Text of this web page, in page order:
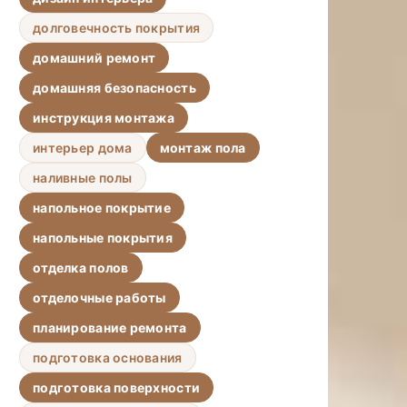
долговечность покрытия
домашний ремонт
домашняя безопасность
инструкция монтажа
интерьер дома
монтаж пола
наливные полы
напольное покрытие
напольные покрытия
отделка полов
отделочные работы
планирование ремонта
подготовка основания
подготовка поверхности